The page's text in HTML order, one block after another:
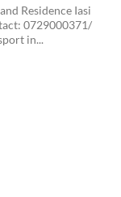
Residence Iasi
0729000371/
in...